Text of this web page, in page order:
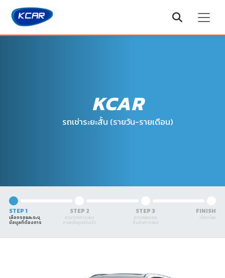
KCAR
รถเช่าระยะสั้น (รายวัน-รายเดือน)
STEP 1
เลือกรถและระบุ
ข้อมูลที่ต้องการ
STEP 2
สรุปรายการจอง
กรอกข้อมูลส่วนตัว
STEP 3
ตรวจสอบและ
ยืนยันการจอง
FINISH
เรียบร้อย